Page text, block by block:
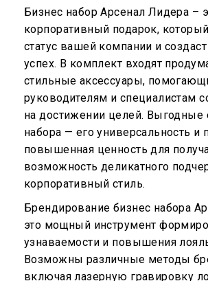
Бизнес набор Арсенал Лидера –
корпоративный подарок,
статус вашей компании и
успех. В комплект входят
стильные аксессуары,
руководителям и специалистам
на достижении целей. Выгодные
набора — его универсальность и
повышенная ценность для
возможность деликатного
корпоративный стиль.
Брендирование бизнес набора
это мощный инструмент
узнаваемости и повышения
Возможны различные методы
включая лазерную гравировку